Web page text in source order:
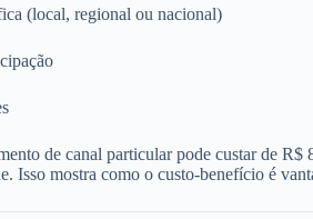
(local, regional ou nacional)
de canal particular pode custar de
Isso mostra como o custo-benefício é